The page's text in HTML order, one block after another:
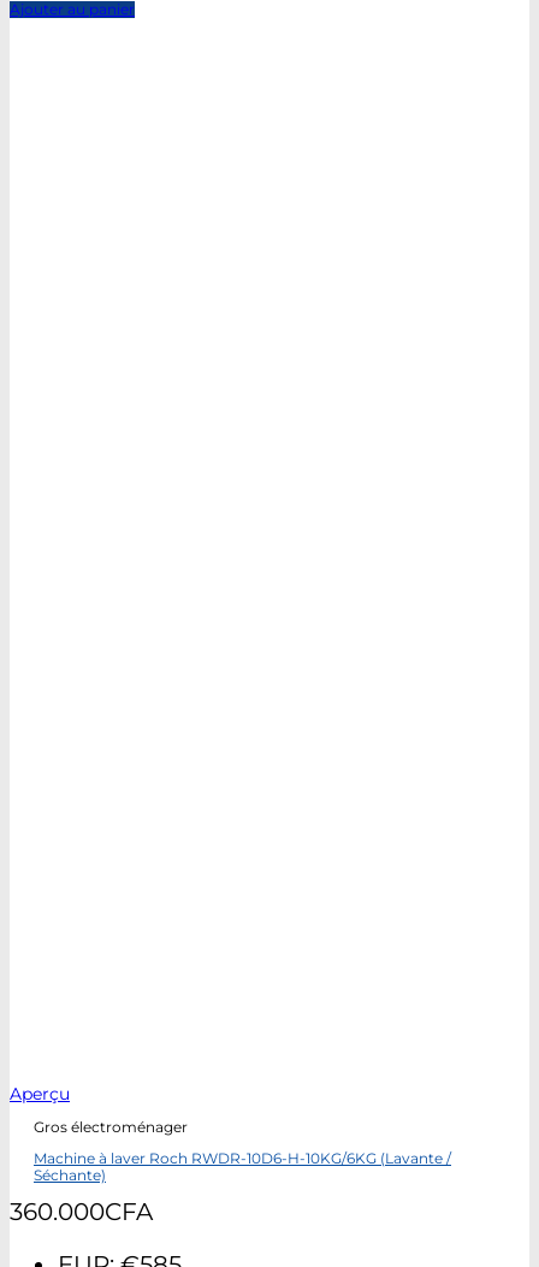
Ajouter au panier
Aperçu
Gros électroménager
Machine à laver Roch RWDR-10D6-H-10KG/6KG (Lavante /
Séchante)
360.000CFA